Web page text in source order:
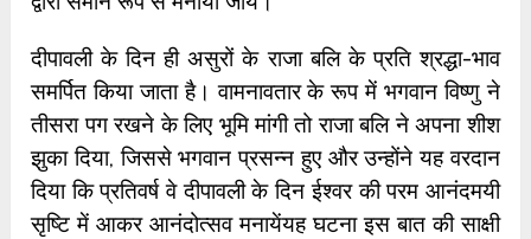
दीपावली के दिन ही असुरों के राजा बलि के प्रति श्रद्धा-भाव
समर्पित किया जाता है। वामनावतार के रूप में भगवान विष्णु ने
तीसरा पग रखने के लिए भूमि मांगी तो राजा बलि ने अपना शीश
झुका दिया, जिससे भगवान प्रसन्न हुए और उन्होंने यह वरदान
दिया कि प्रतिवर्ष वे दीपावली के दिन ईश्वर की परम आनंदमयी
सृष्टि में आकर आनंदोत्सव मनायेंयह घटना इस बात की साक्षी